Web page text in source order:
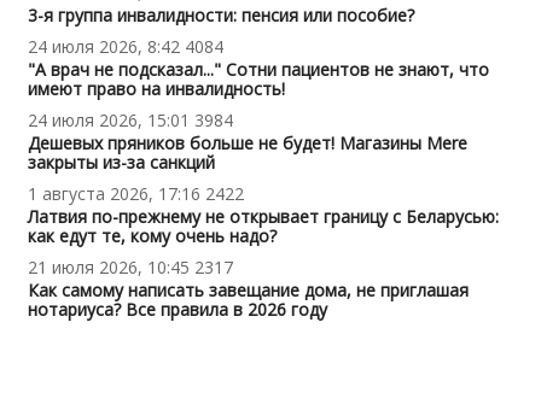
3-я группа инвалидности: пенсия или пособие?
24 июля 2026, 8:42 4084
"А врач не подсказал..." Сотни пациентов не знают, что
имеют право на инвалидность!
24 июля 2026, 15:01 3984
Дешевых пряников больше не будет! Магазины Mere
закрыты из-за санкций
1 августа 2026, 17:16 2422
Латвия по-прежнему не открывает границу с Беларусью:
как едут те, кому очень надо?
21 июля 2026, 10:45 2317
Как самому написать завещание дома, не приглашая
нотариуса? Все правила в 2026 году